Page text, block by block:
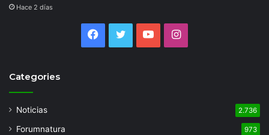
Hace 2 días
Facebook
TwitterYouTubeInstagram
Categories
Noticias 2.736
Forumnatura 973